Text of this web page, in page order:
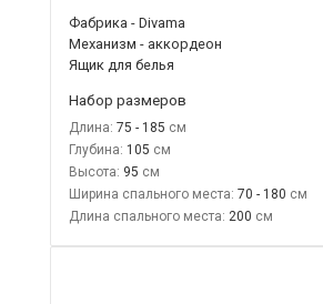
Фабрика - Divama
Механизм - аккордеон
Ящик для белья
Набор размеров
Длина: 75 - 185
Глубина: 105
Высота: 95
Ширина спального места: 70 - 180
Длина спального места: 200